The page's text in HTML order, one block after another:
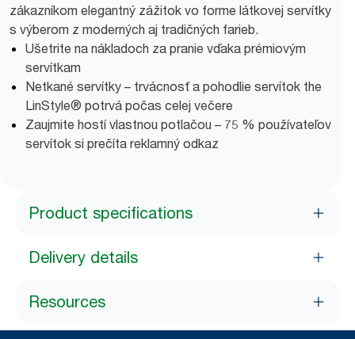
zákazníkom elegantný zážitok vo forme látkovej servítky
s výberom z moderných aj tradičných farieb.
Ušetrite na nákladoch za pranie vďaka prémiovým
servítkam
Netkané servítky – trvácnosť a pohodlie servítok the
LinStyle® potrvá počas celej večere
Zaujmite hostí vlastnou potlačou – 75 % používateľov
servítok si prečíta reklamný odkaz
Product specifications
Delivery details
Resources